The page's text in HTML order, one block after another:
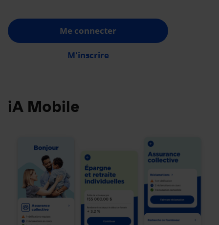
Me connecter
M'inscrire
iA Mobile